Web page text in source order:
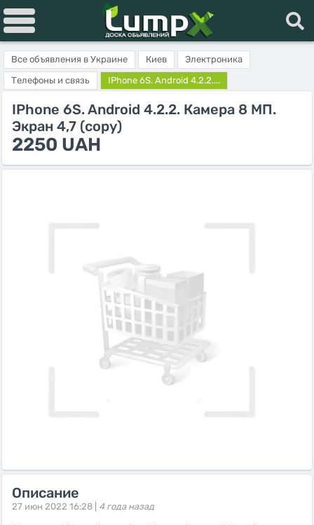
Все объявления в Украине Киев
Электроника
Телефоны и связь
IPhone 6S. Android 4.2.2....
IPhone 6S. Android 4.2.2. Камера 8 МП.
Экран 4,7 (copy)
2250 UAH
Описание
27 июн 2022 16:28 | 4 года назад